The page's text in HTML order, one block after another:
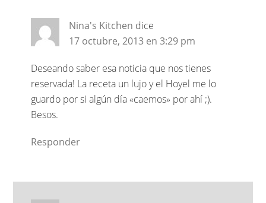
Nina's Kitchen dice
17 octubre, 2013 en 3:29 pm
Deseando saber esa noticia que nos tienes
reservada! La receta un lujo y el Hoyel me lo
guardo por si algún día «caemos» por ahí ;).
Besos.
Responder